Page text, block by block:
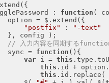
: function (
option = $.extend({
"postfix" :
"-text"
}, config );
// 入力内容を同期する
sync =
function ( ) {
var i = this
this .id +
this